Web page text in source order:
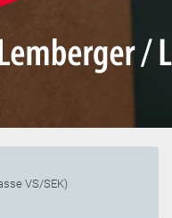
VS/SEK)